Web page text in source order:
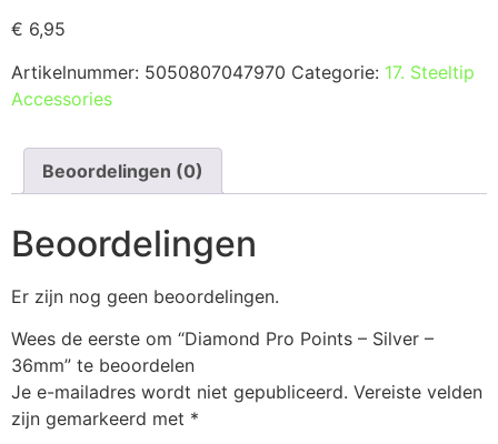
€ 6,95
Artikelnummer: 5050807047970 Categorie: 17. Steeltip
Accessories
Beoordelingen (0)
Beoordelingen
Er zijn nog geen beoordelingen.
Wees de eerste om “Diamond Pro Points – Silver –
36mm” te beoordelen
Je e-mailadres wordt niet gepubliceerd. Vereiste velden
zijn gemarkeerd met *